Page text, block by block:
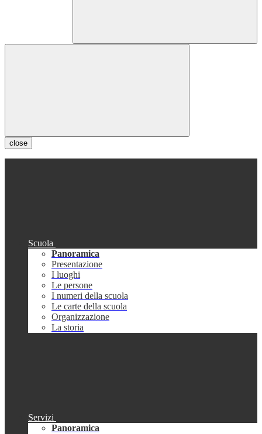
close
Scuola
Panoramica
Presentazione
I luoghi
Le persone
I numeri della scuola
Le carte della scuola
Organizzazione
La storia
Servizi
Panoramica